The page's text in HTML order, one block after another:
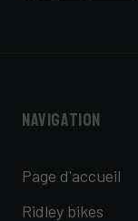
Navigation
Page d'accueil
Ridley bikes